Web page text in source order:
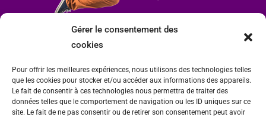
Gérer le consentement des
cookies
Pour offrir les meilleures expériences, nous utilisons des technologies telles
que les cookies pour stocker et/ou accéder aux informations des appareils.
Le fait de consentir à ces technologies nous permettra de traiter des
données telles que le comportement de navigation ou les ID uniques sur ce
site. Le fait de ne pas consentir ou de retirer son consentement peut avoir